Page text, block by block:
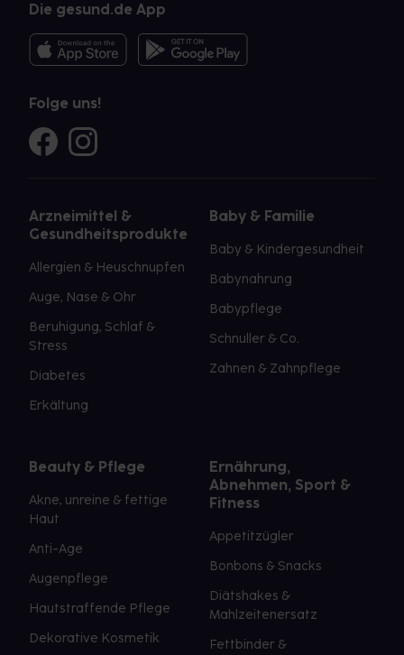
Die gesund.de App
Folge uns!
Arzneimittel &
Gesundheitsprodukte
Allergien & Heuschnupfen
Auge, Nase & Ohr
Beruhigung, Schlaf &
Stress
Diabetes
Erkältung
Baby & Familie
Baby & Kindergesundheit
Babynahrung
Babypflege
Schnuller & Co.
Zahnen & Zahnpflege
Beauty & Pflege
Akne, unreine & fettige
Haut
Anti-Age
Augenpflege
Hautstraffende Pflege
Dekorative Kosmetik
Ernährung,
Abnehmen, Sport &
Fitness
Appetitzügler
Bonbons & Snacks
Diätshakes &
Mahlzeitenersatz
Fettbinder &